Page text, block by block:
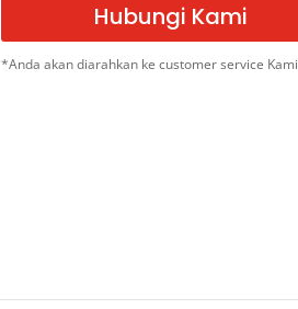
Hubungi Kami
*Anda akan diarahkan ke customer service Kami